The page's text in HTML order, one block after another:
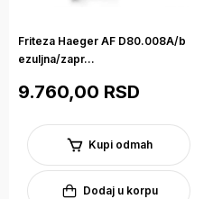
Friteza Haeger AF D80.008A/b
ezuljna/zapr...
9.760,00 RSD
Kupi odmah
Dodaj u korpu